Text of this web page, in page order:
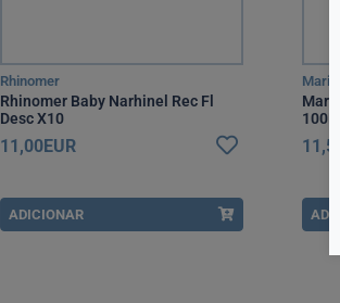
Rhinomer
Rhinomer Baby Narhinel Rec Fl
Desc X10
11,00EUR
ADICIONAR
100Ml